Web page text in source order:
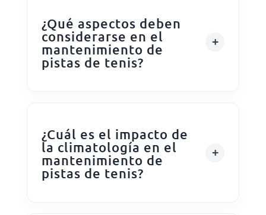
¿Qué aspectos deben
considerarse en el
mantenimiento de
pistas de tenis?
¿Cuál es el impacto de
la climatología en el
mantenimiento de
pistas de tenis?